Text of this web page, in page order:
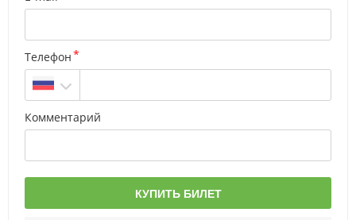
Телефон
Комментарий